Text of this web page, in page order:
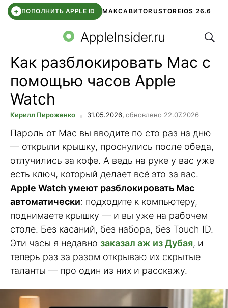
+ ПОПОЛНИТЬ APPLE ID МАКСАВИТОRUSTOREIOS 26.6
СБЕР КИДС ВТБ ОНЛАЙН ЧАТ В ROBLOX
AppleInsider.ru
Как разблокировать Mac с
помощью часов Apple
Watch
Кирилл Пироженко 31.05.2026, обновлено 22.07.2026
Пароль от Mac вы вводите по сто раз на дню
— открыли крышку, проснулись после обеда,
отлучились за кофе. А ведь на руке у вас уже
есть ключ, который делает всё это за вас.
Apple Watch умеют разблокировать Mac
автоматически: подходите к компьютеру,
поднимаете крышку — и вы уже на рабочем
столе. Без касаний, без набора, без Touch ID.
Эти часы я недавно заказал аж из Дубая, и
теперь раз за разом открываю их скрытые
таланты — про один из них и расскажу.